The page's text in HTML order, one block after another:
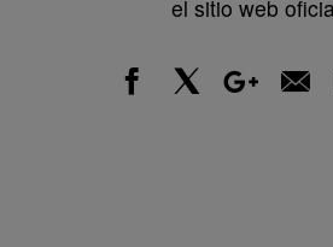
el sitio web